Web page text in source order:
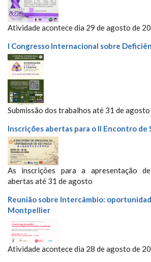
Atividade acontece dia 29 de agosto de
I Congresso Internacional sobre
Submissão dos trabalhos até 31 de
Inscrições abertas para o II Encontro de
As inscrições para a apresentação
abertas até 31 de agosto
Reunião sobre Intercâmbio:
Montpellier
Atividade acontece dia 28 de agosto de